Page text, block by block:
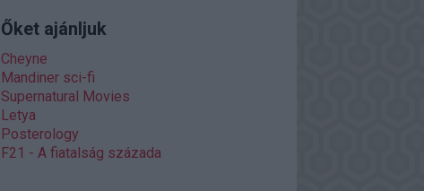
Őket ajánljuk
Cheyne
Mandiner sci-fi
Supernatural Movies
Letya
Posterology
F21 - A fiatalság százada